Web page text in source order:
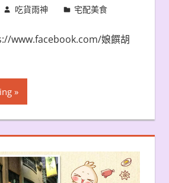
吃貨雨神 宅配美食
www.facebook.com/娘饌胡